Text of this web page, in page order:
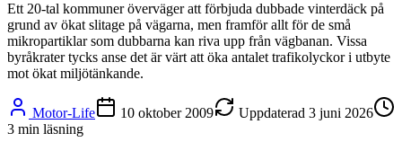
Ett 20-tal kommuner överväger att förbjuda dubbade vinterdäck på
grund av ökat slitage på vägarna, men framför allt för de små
mikropartiklar som dubbarna kan riva upp från vägbanan. Vissa
byråkrater tycks anse det är värt att öka antalet trafikolyckor i utbyte
mot ökat miljötänkande.
Motor-Life 10 oktober 2009 Uppdaterad 3 juni 2026
3 min läsning